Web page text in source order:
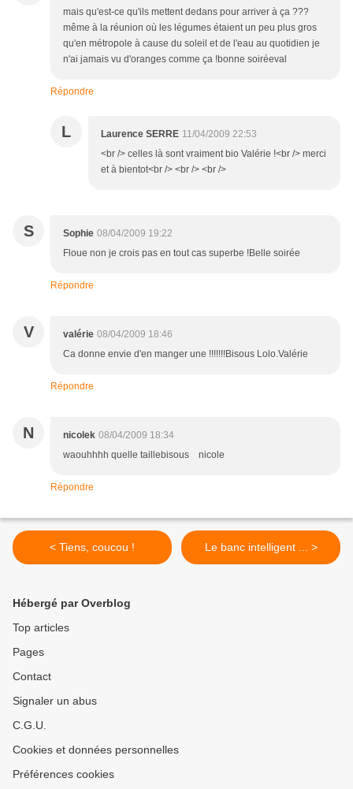
mais qu'est-ce qu'ils mettent dedans pour arriver à ça ???
même à la réunion où les légumes étaient un peu plus gros
qu'en métropole à cause du soleil et de l'eau au quotidien je
n'ai jamais vu d'oranges comme ça !bonne soiréeval
Répondre
L Laurence SERRE 11/04/2009 22:53
<br /> celles là sont vraiment bio Valérie !<br /> merci
et à bientot<br /> <br /> <br />
S Sophie 08/04/2009 19:22
Floue non je crois pas en tout cas superbe !Belle soirée
Répondre
V valérie 08/04/2009 18:46
Ca donne envie d'en manger une !!!!!!!Bisous Lolo.Valérie
Répondre
N nicolek 08/04/2009 18:34
waouhhhh quelle taillebisous nicole
Répondre
< Tiens, coucou ! Le banc intelligent ... >
Hébergé par Overblog
Top articles
Pages
Contact
Signaler un abus
C.G.U.
Cookies et données personnelles
Préférences cookies